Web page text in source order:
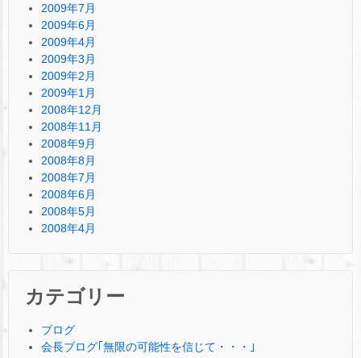
2009年7月
2009年6月
2009年4月
2009年3月
2009年2月
2009年1月
2008年12月
2008年11月
2008年9月
2008年8月
2008年7月
2008年6月
2008年5月
2008年4月
カテゴリー
ブログ
会長ブログ｢無限の可能性を信じて・・・｣